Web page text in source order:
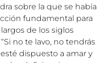
sobre la que se había
fundamental para
de los siglos
no te lavo, no tendrás
dispuesto a amar y